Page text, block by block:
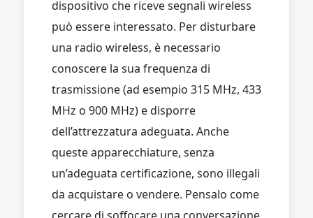
dispositivo che riceve segnali wireless
può essere interessato. Per disturbare
una radio wireless, è necessario
conoscere la sua frequenza di
trasmissione (ad esempio 315 MHz, 433
MHz o 900 MHz) e disporre
dell’attrezzatura adeguata. Anche
queste apparecchiature, senza
un’adeguata certificazione, sono illegali
da acquistare o vendere. Pensalo come